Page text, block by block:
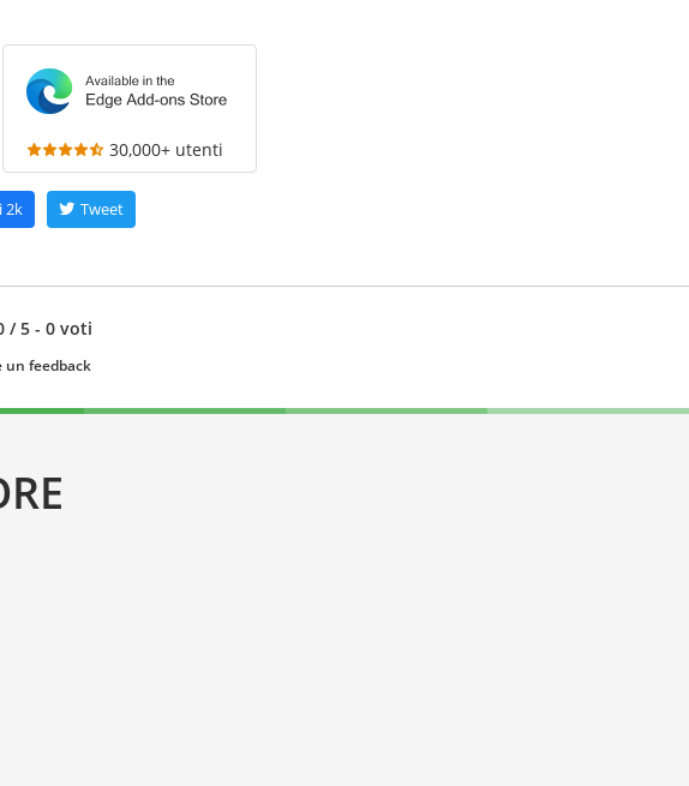
30,000+ utenti
2k Tweet
/ 5 - 0 voti
un feedback